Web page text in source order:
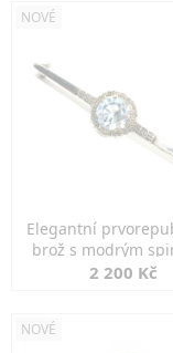
NOVÉ
Elegantní
brož s modrým
2 200 Kč
NOVÉ